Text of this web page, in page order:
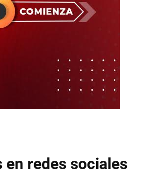
en redes sociales